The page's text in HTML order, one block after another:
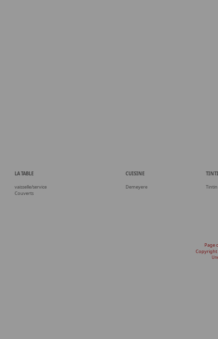
LA TABLE
vaisselle/service
Couverts
CUISINE
Demeyere Tintin
Page
Copyright